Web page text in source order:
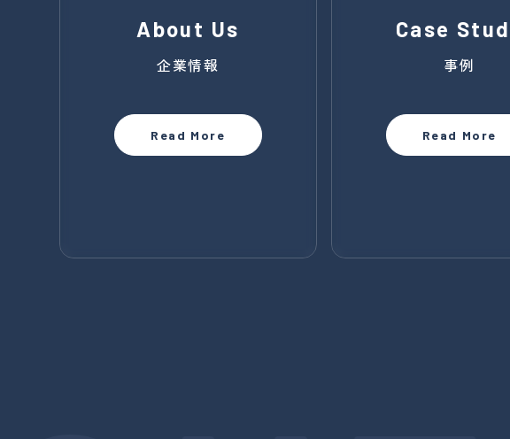
About Us
企業情報
Read More
Case
事例
Read More